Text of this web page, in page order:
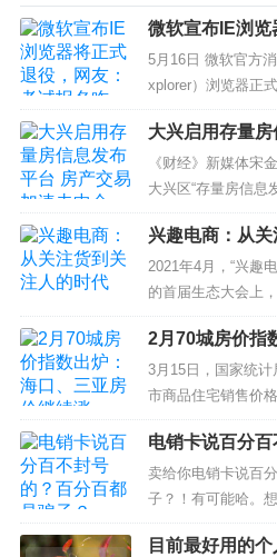
微软宣布IE浏览
试报名咋办？
5月16日 微软官方
xplorer）浏览器正
dge）接力 （截图
息一出引发网友热
大兴启用存量
速去中介化？
《财经》新媒体宋
大兴区“存量房信息
真房源以及无中介
存量房信息发布平
者介绍称，该平台
核，真实存在且是
台仅有免...
兴趣电商：从
2021年4月，“兴趣
的首届生态大会上
美好生活的向往，
消费者生活品质的
的兴趣点入手，由
冲动。兴趣电商时
多了主动触达...
2月70城房价指
继续涨
3月15日，国家统
市商品住宅销售价
份，海口新建商品
幅较上个月扩大0.3
比上涨0.5%，涨幅
新建商品住宅销售
电销卡说百分
子？
卖给你电销卡说百
子？！有可能哈。
了解到你的手机卡
去使用的话是不会
目前最好用的